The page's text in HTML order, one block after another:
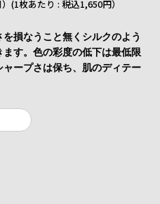
(1枚あたり : 税込1,650円）
損なうこと無くシルクのよう
す。色の彩度の低下は最低限
ープさは保ち、肌のディテー